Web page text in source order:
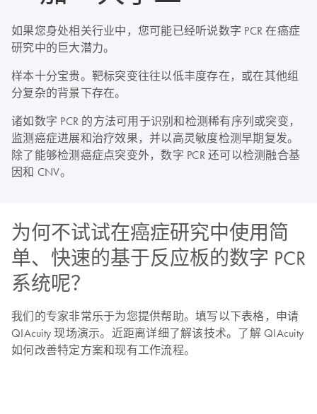
如果您身处相关行业中，您可能已经听说数字 PCR 在癌症
研究中的巨大潜力。
样本十分宝贵。靶标突变往往以低丰度存在，或在其他组
分复杂的背景下存在。
诸如数字 PCR 的方法可用于识别和检测稀有序列或突变，
监测癌症进展和治疗效果，并以高灵敏度检测早期复发。
除了能够检测癌症点突变外，数字 PCR 还可以检测融合基
因和 CNV。
为何不试试在癌症研究中使用简
单、快速的基于反应板的数字 PCR
系统呢？
我们的专家非常乐于为您提供帮助。填写以下表格，申请
QIAcuity 现场演示。近距离详细了解该技术。了解 QIAcuity
如何改善特定方案和现有工作流程。